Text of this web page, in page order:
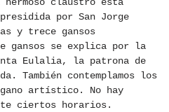
claustro está
por San Jorge
y trece gansos
gansos se explica por la
Eulalia, la patrona de
También contemplamos los
artístico. No hay
ciertos horarios.